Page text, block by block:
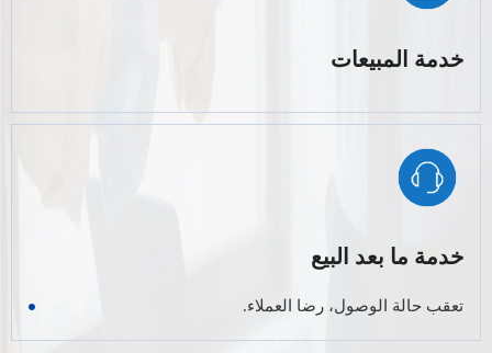
خدمة المبيعات
خدمة ما بعد البيع
تعقب حالة الوصول، رضا العملاء.